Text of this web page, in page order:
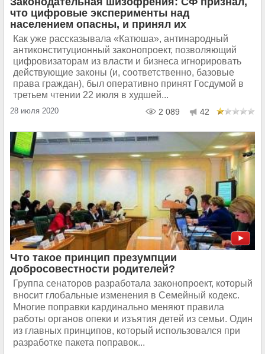
что цифровые эксперименты над
населением опасны, и принял их
Как уже рассказывала «Катюша», антинародный
антиконституционный законопроект, позволяющий
цифровизаторам из власти и бизнеса игнорировать
действующие законы (и, соответственно, базовые
права граждан), был оперативно принят Госдумой в
третьем чтении 22 июля в худшей...
28 июля 2020 2 089 42
Что такое принцип презумпции
добросовестности родителей?
Группа сенаторов разработала законопроект, который
вносит глобальные изменения в Семейный кодекс.
Многие поправки кардинально меняют правила
работы органов опеки и изъятия детей из семьи. Один
из главных принципов, который использовался при
разработке пакета поправок...